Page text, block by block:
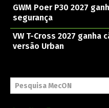
GWM Poer P30 2027
segurança
VW T-Cross 2027 ganha
versão Urban
Pesquisa MecON